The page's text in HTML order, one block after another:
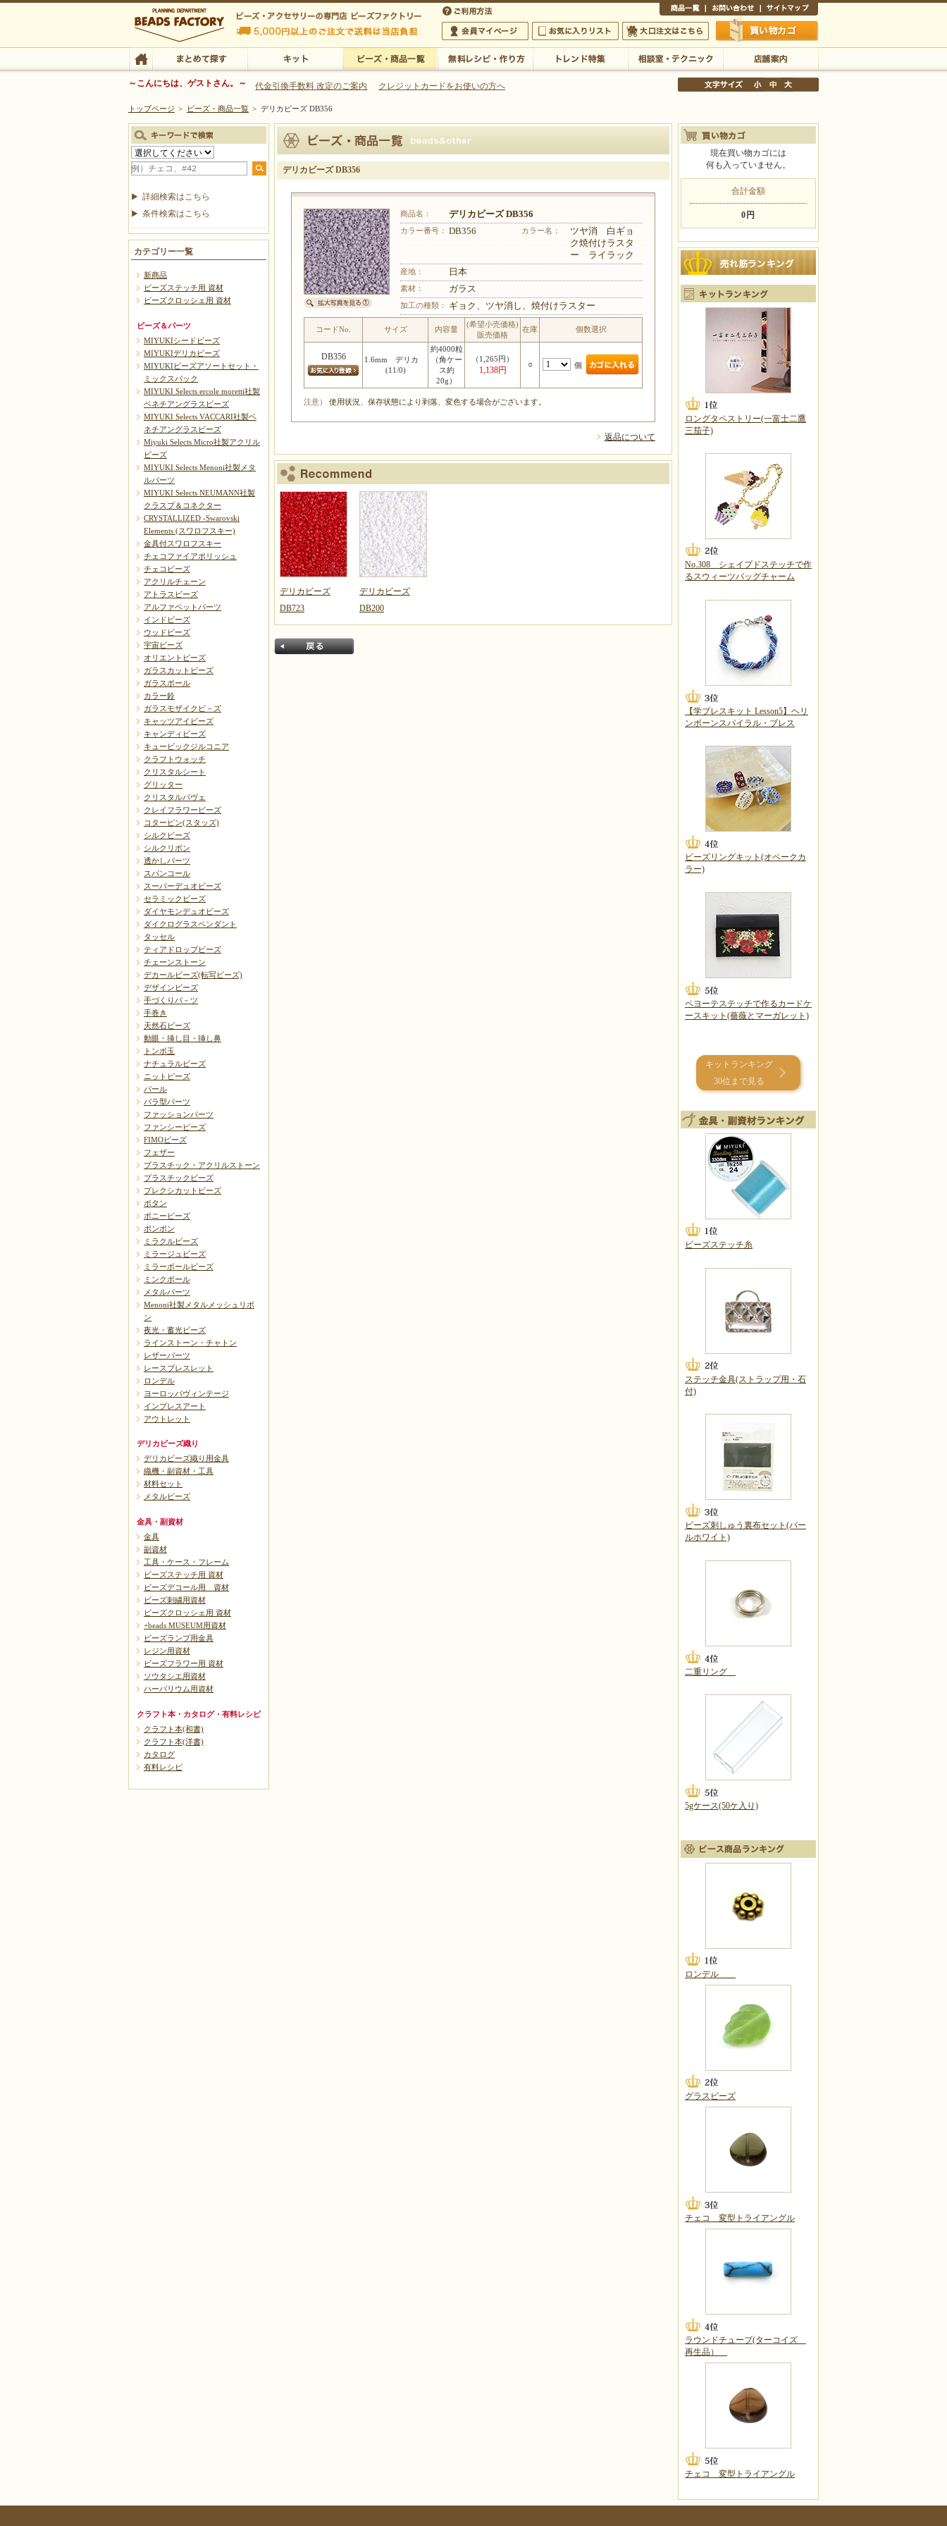
ビーズファクトリー ビーズ・パーツ・金具など・アクセサリーの専門店
ビーズ・アクセサリーの専門店 ビーズファクトリー 5,000円以上のご注文で送料は当店が負担いたします
ビーズ・アクセサリーの専門店 ビーズファクトリー 5,000円以上のご注文で送料は当店が負担いたします
会員マイページ
お気に入りリスト 大口注文はこちら 買い物かご
TOP まとめて探す 店舗案内
～こんにちは、ゲストさん。～ 代金引換手数料 改定のご案内 クレジットカードをお使いの方へ
トップページ > ビーズ・商品一覧 > デリカビーズ DB356
デリカビーズ DB356
商品名： デリカビーズ DB356
カラー番号： DB356 カラー名：
ツヤ消 白ギョ
ク焼付けラスタ
ー ライラック
産地： 日本
素材： ガラス
加工の種類： ギョク、ツヤ消し、焼付けラスター
コードNo. サイズ 内容量
(希望小売価格)
販売価格
在庫 個数選択
DB356
1.6mm デリカ
(11/0)
約4000粒
（角ケー
ス約
20g）
（1,265円）
1,138円
○ 個
注意） 使用状況、保存状態により剥落、変色する場合がございます。
返品について
デリカビーズ
DB723
デリカビーズ
DB200
詳細検索はこちら
条件検索はこちら
カテゴリー一覧
新商品
ビーズステッチ用 資材
ビーズクロッシェ用 資材
ビーズ＆パーツ
MIYUKIシードビーズ
MIYUKIデリカビーズ
MIYUKIビーズアソートセット・
ミックスパック
MIYUKI Selects ercole moretti社製
ベネチアングラスビーズ
MIYUKI Selects VACCARI社製ベ
ネチアングラスビーズ
Miyuki Selects Micro社製アクリル
ビーズ
MIYUKI Selects Menoni社製メタ
ルパーツ
MIYUKI Selects NEUMANN社製
クラスプ＆コネクター
CRYSTALLIZED -Swarovski
Elements (スワロフスキー)
金具付スワロフスキー
チェコファイアポリッシュ
チェコビーズ
アクリルチェーン
アトラスビーズ
アルファベットパーツ
インドビーズ
ウッドビーズ
宇宙ビーズ
オリエントビーズ
ガラスカットビーズ
ガラスボール
カラー鈴
ガラスモザイクビ－ズ
キャッツアイビーズ
キャンディビーズ
キュービックジルコニア
クラフトウォッチ
クリスタルシート
グリッター
クリスタルパヴェ
クレイフラワービーズ
コターピン(スタッズ)
シルクビーズ
シルクリボン
透かしパーツ
スパンコール
スーパーデュオビーズ
セラミックビーズ
ダイヤモンデュオビーズ
ダイクログラスペンダント
タッセル
ティアドロップビーズ
チェーンストーン
デカールビーズ(転写ビーズ)
デザインビーズ
手づくりパ－ツ
手巻き
天然石ビーズ
動眼・挿し目・挿し鼻
トンボ玉
ナチュラルビーズ
ニットビーズ
パール
バラ型パーツ
ファッションパーツ
ファンシービーズ
FIMOビーズ
フェザー
プラスチック・アクリルストーン
プラスチックビーズ
プレクシカットビーズ
ボタン
ポニービーズ
ポンポン
ミラクルビーズ
ミラージュビーズ
ミラーボールビーズ
ミンクボール
メタルパーツ
Menoni社製メタルメッシュリボ
ン
夜光・蓄光ビーズ
ラインストーン・チャトン
レザーパーツ
レースブレスレット
ロンデル
ヨーロッパヴィンテージ
インプレスアート
アウトレット
デリカビーズ織り
デリカビーズ織り用金具
織機・副資材・工具
材料セット
メタルビーズ
金具・副資材
金具
副資材
工具・ケース・フレーム
ビーズステッチ用 資材
ビーズデコール用 資材
ビーズ刺繍用資材
ビーズクロッシェ用 資材
+beads MUSEUM用資材
ビーズランプ用金具
レジン用資材
ビーズフラワー用 資材
ソウタシエ用資材
ハーバリウム用資材
クラフト本・カタログ・有料レシピ
クラフト本(和書)
クラフト本(洋書)
カタログ
有料レシピ
現在買い物カゴには
何も入っていません。
合計金額
0円
ロングタペストリー(一富士二鷹
三茄子)
No.308 シェイプドステッチで作
るスウィーツバッグチャーム
【学ブレスキット Lesson5】ヘリ
ンボーンスパイラル・ブレス
ビーズリングキット(オペークカ
ラー)
ペヨーテステッチで作るカードケ
ースキット(薔薇とマーガレット)
キットランキング
30位まで見る
ビーズステッチ糸
ステッチ金具(ストラップ用・石
付)
ビーズ刺しゅう裏布セット(パー
ルホワイト)
二重リング
5gケース(50ケ入り)
ロンデル
グラスビーズ
チェコ 変型トライアングル
ラウンドチューブ(ターコイズ
再生品）
チェコ 変型トライアングル